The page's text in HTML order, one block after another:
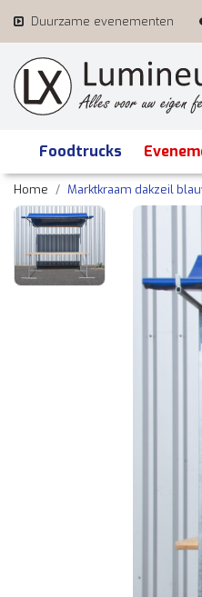
Duurzame evenementen
Foodtrucks
Home Marktkraam dakzeil